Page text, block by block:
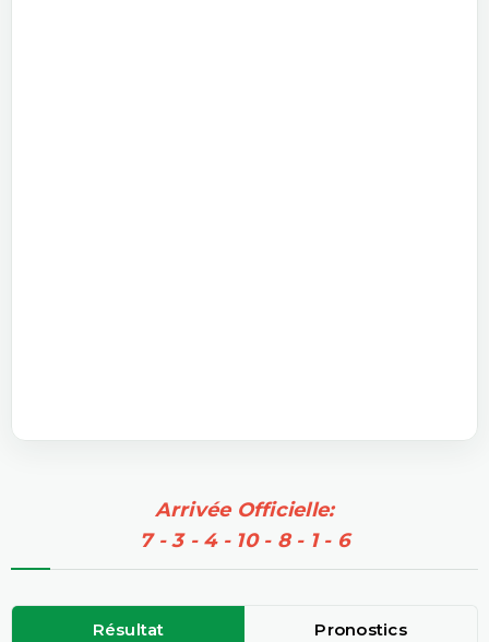
Arrivée Officielle:
7 - 3 - 4 - 10 - 8 - 1 - 6
Résultat Pronostics